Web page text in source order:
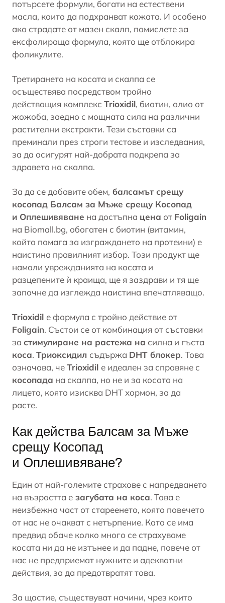
потърсете формули, богати на естествени
масла, които да подхранват кожата. И особено
ако страдате от мазен скалп, помислете за
ексфолираща формула, която ще отблокира
фоликулите.
Третирането на косата и скалпа се
осъществява посредством тройно
действащия комплекс Trioxidil, биотин, олио от
жожоба, заедно с мощната сила на различни
растителни екстракти. Тези съставки са
преминали през строги тестове и изследвания,
за да осигурят най-добрата подкрепа за
здравето на скалпа.
За да се добавитe обем, балсамът срещу
косопад Балсам за Мъже срещу Косопад
и Оплешивяване на достъпна цена от Foligain
на Biomall.bg, обогатен с биотин (витамин,
който помага за изграждането на протеини) е
наистина правилният избор. Този продукт ще
намали уврежданията на косата и
разцепените ѝ краища, ще я заздрави и тя ще
започне да изглежда наистина впечатляващо.
Trioxidil е формула с тройно действие от
Foligain. Състои се от комбинация от съставки
за стимулиране на растежа на силна и гъста
коса. Триоксидил съдържа DHT блокер. Това
означава, чеTrioxidil е идеален за справяне с
косопада на скалпа, но не и за косата на
лицето, която изисква DHTхормон, за да
расте.
Как действа Балсам за Мъже
срещу Косопад
и Оплешивяване?
Един от най-големите страхове с напредването
на възрастта е загубата на коса. Това е
неизбежна част от стареенето, която повечето
от нас не очакват с нетърпение. Като се има
предвид обаче колко много се страхуваме
косата ни да не изтънее и да падне, повече от
нас не предприемат нужните и адекватни
действия, за да предотвратят това.
За щастие, съществуват начини, чрез които